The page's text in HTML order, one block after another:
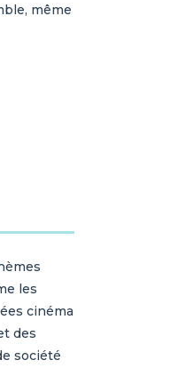
même
les
cinéma
des
société